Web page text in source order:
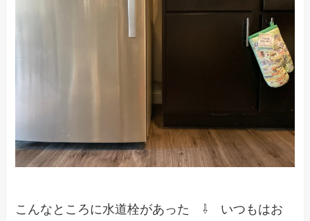
こんなところに水道栓があった ⇩ いつもはお